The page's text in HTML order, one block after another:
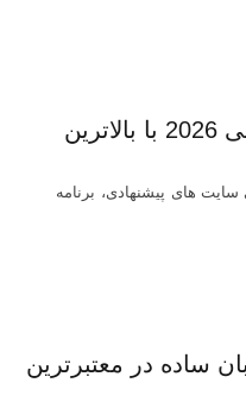
سایت شرط بندی جام جهانی 2026 با بالاترین
2026 را با معرفی سایت های پیشنهادی، برنامه
ساده در معتبرترین